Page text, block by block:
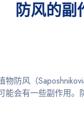
防风的副
防风（
会有一些副作用